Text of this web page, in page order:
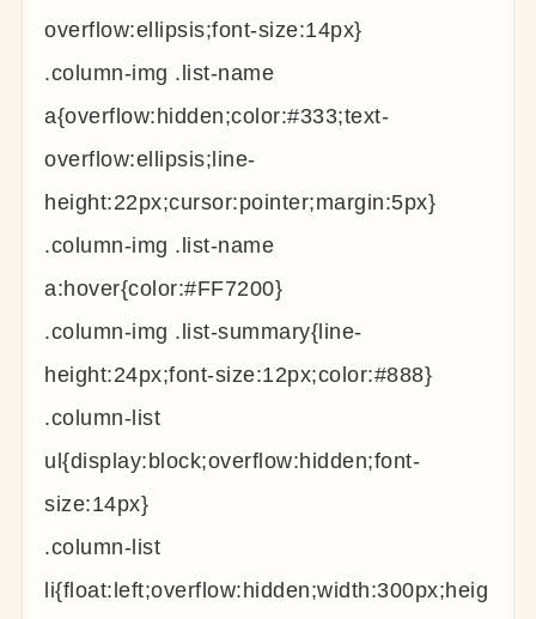
overflow:ellipsis;font-size:14px}
.column-img .list-name
a{overflow:hidden;color:#333;text-
overflow:ellipsis;line-
height:22px;cursor:pointer;margin:5px}
.column-img .list-name
a:hover{color:#FF7200}
.column-img .list-summary{line-
height:24px;font-size:12px;color:#888}
.column-list
ul{display:block;overflow:hidden;font-
size:14px}
.column-list
li{float:left;overflow:hidden;width:300px;heig